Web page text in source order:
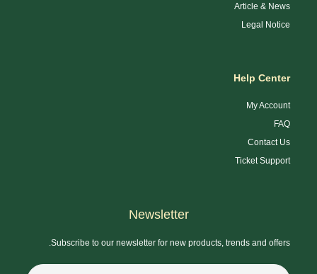
Article & News
Legal Notice
Help Center
My Account
FAQ
Contact Us
Ticket Support
Newsletter
Subscribe to our newsletter for new products, trends and offers.